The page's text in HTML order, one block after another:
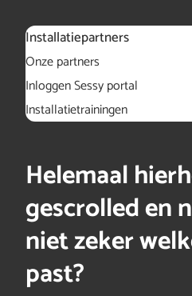
Installatiepartners
Onze partners
Inloggen Sessy portal
Installatietrainingen
Helemaal
gescrolled en
niet zeker
past?